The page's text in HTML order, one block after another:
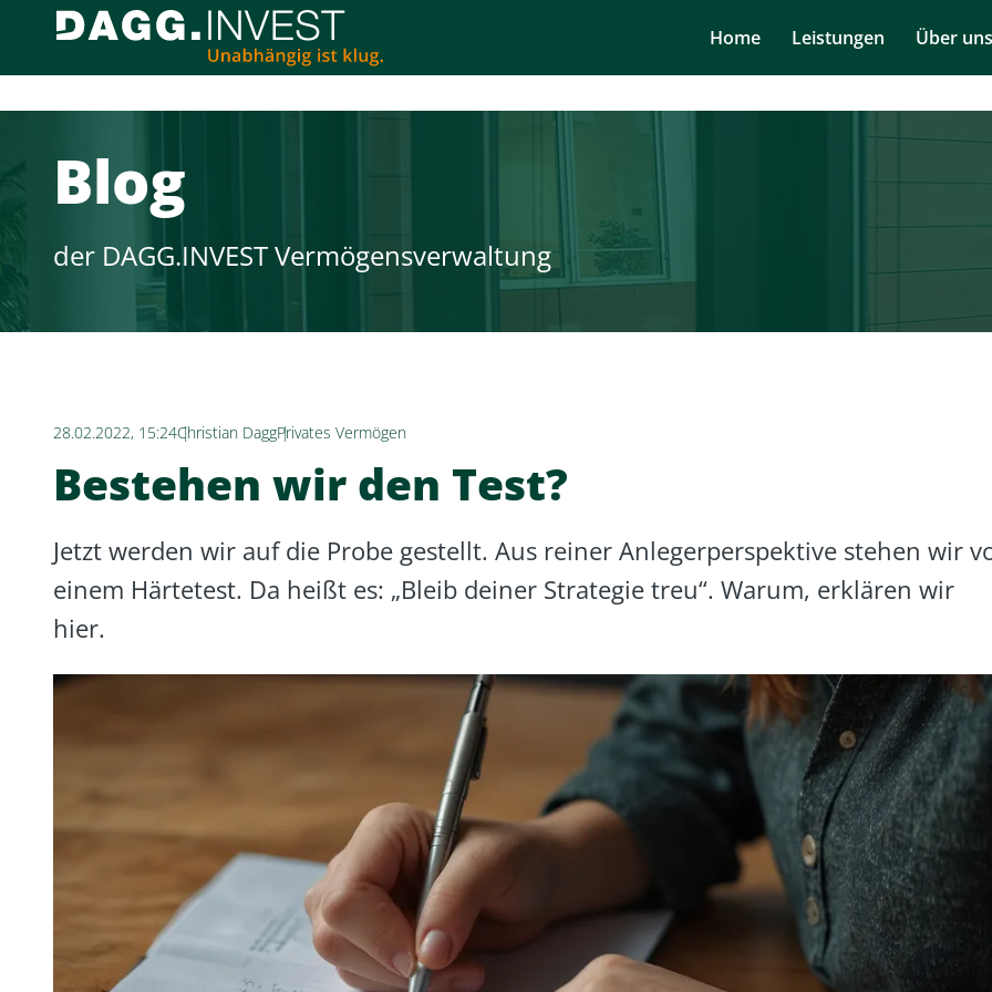
überspringen
Home Leistungen Über uns
Blog
der DAGG.INVEST Vermögensverwaltung
28.02.2022, 15:24Christian DaggPrivates Vermögen
Bestehen wir den Test?
Jetzt werden wir auf die Probe gestellt. Aus reiner Anlegerperspektive stehen wir
einem Härtetest. Da heißt es: „Bleib deiner Strategie treu“. Warum, erklären wir
hier.